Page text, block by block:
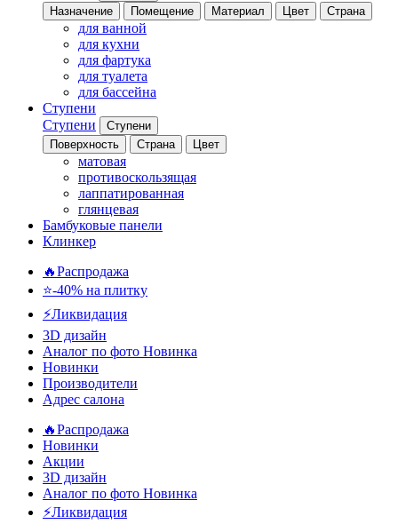
Назначение
Помещение Материал Цвет Страна
для ванной
для кухни
для фартука
для туалета
для бассейна
Ступени
Ступени
Ступени
Поверхность
Страна Цвет
матовая
противоскользящая
лаппатированная
глянцевая
Бамбуковые панели
Клинкер
🔥Распродажа
⭐-40% на плитку
⚡️Ликвидация
3D дизайн
Аналог по фото Новинка
Новинки
Производители
Адрес салона
🔥Распродажа
Новинки
Акции
3D дизайн
Аналог по фото Новинка
⚡Ликвидация